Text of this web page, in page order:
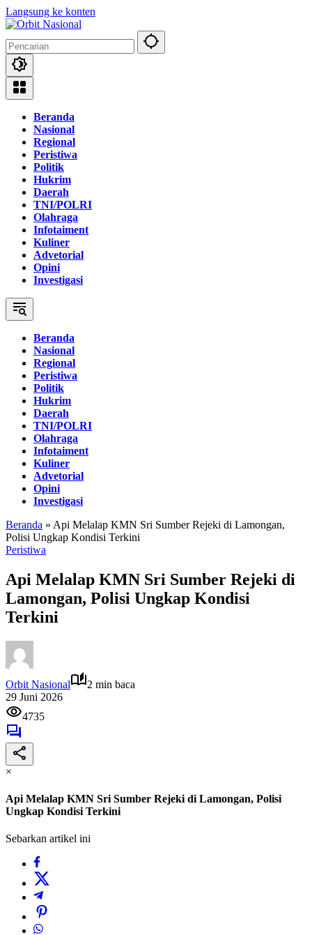
Langsung ke konten
Beranda
Nasional
Regional
Peristiwa
Politik
Hukrim
Daerah
TNI/POLRI
Olahraga
Infotaiment
Kuliner
Advetorial
Opini
Investigasi
Beranda
Nasional
Regional
Peristiwa
Politik
Hukrim
Daerah
TNI/POLRI
Olahraga
Infotaiment
Kuliner
Advetorial
Opini
Investigasi
Beranda » Api Melalap KMN Sri Sumber Rejeki di Lamongan,
Polisi Ungkap Kondisi Terkini
Peristiwa
Api Melalap KMN Sri Sumber Rejeki di
Lamongan, Polisi Ungkap Kondisi
Terkini
Orbit Nasional
2 min baca
29 Juni 2026
4735
×
Api Melalap KMN Sri Sumber Rejeki di Lamongan, Polisi
Ungkap Kondisi Terkini
Sebarkan artikel ini